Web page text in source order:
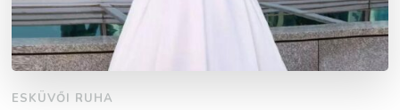
ESKÜVŐI RUHA